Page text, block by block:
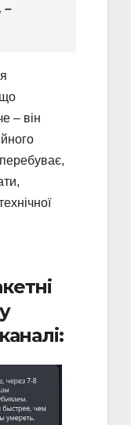
–
що
– він